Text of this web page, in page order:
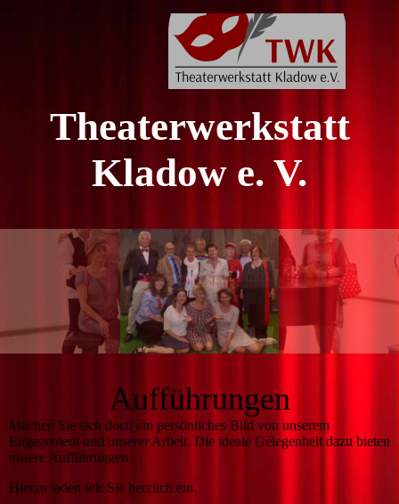
Theaterwerkstatt
Kladow e. V.
Aufführungen
Machen Sie sich doch ein persönliches Bild von unserem
Engagement und unserer Arbeit. Die ideale Gelegenheit dazu bieten
unsere Aufführungen.
Hierzu laden wir Sie herzlich ein.